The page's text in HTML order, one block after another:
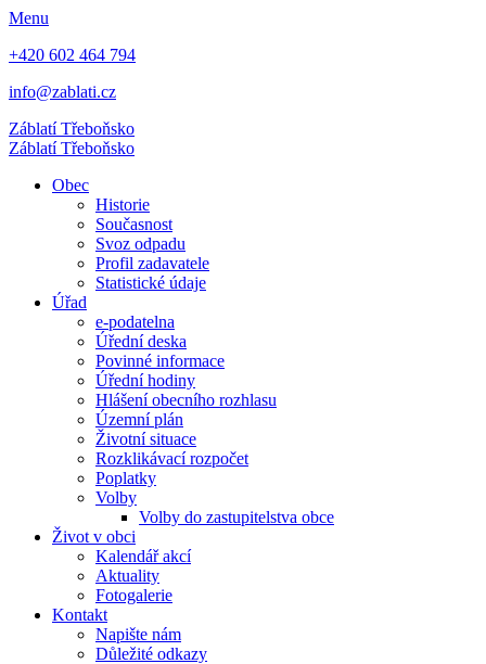
Menu
+420 602 464 794
info@zablati.cz
ZáblatíTřeboňsko
ZáblatíTřeboňsko
Obec
Historie
Současnost
Svoz odpadu
Profil zadavatele
Statistické údaje
Úřad
e-podatelna
Úřední deska
Povinné informace
Úřední hodiny
Hlášení obecního rozhlasu
Územní plán
Životní situace
Rozklikávací rozpočet
Poplatky
Volby
Volby do zastupitelstva obce
Život v obci
Kalendář akcí
Aktuality
Fotogalerie
Kontakt
Napište nám
Důležité odkazy